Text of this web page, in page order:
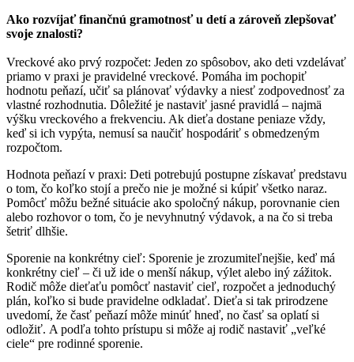
Ako rozvíjať finančnú gramotnosť u detí a zároveň zlepšovať
svoje znalosti?
Vreckové ako prvý rozpočet: Jeden zo spôsobov, ako deti vzdelávať
priamo v praxi je pravidelné vreckové. Pomáha im pochopiť
hodnotu peňazí, učiť sa plánovať výdavky a niesť zodpovednosť za
vlastné rozhodnutia. Dôležité je nastaviť jasné pravidlá – najmä
výšku vreckového a frekvenciu. Ak dieťa dostane peniaze vždy,
keď si ich vypýta, nemusí sa naučiť hospodáriť s obmedzeným
rozpočtom.
Hodnota peňazí v praxi: Deti potrebujú postupne získavať predstavu
o tom, čo koľko stojí a prečo nie je možné si kúpiť všetko naraz.
Pomôcť môžu bežné situácie ako spoločný nákup, porovnanie cien
alebo rozhovor o tom, čo je nevyhnutný výdavok, a na čo si treba
šetriť dlhšie.
Sporenie na konkrétny cieľ: Sporenie je zrozumiteľnejšie, keď má
konkrétny cieľ – či už ide o menší nákup, výlet alebo iný zážitok.
Rodič môže dieťaťu pomôcť nastaviť cieľ, rozpočet a jednoduchý
plán, koľko si bude pravidelne odkladať. Dieťa si tak prirodzene
uvedomí, že časť peňazí môže minúť hneď, no časť sa oplatí si
odložiť. A podľa tohto prístupu si môže aj rodič nastaviť „veľké
ciele“ pre rodinné sporenie.